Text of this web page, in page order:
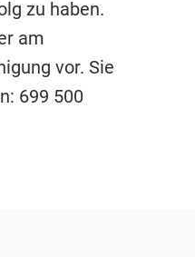
zu haben.
am
vor. Sie
699 500